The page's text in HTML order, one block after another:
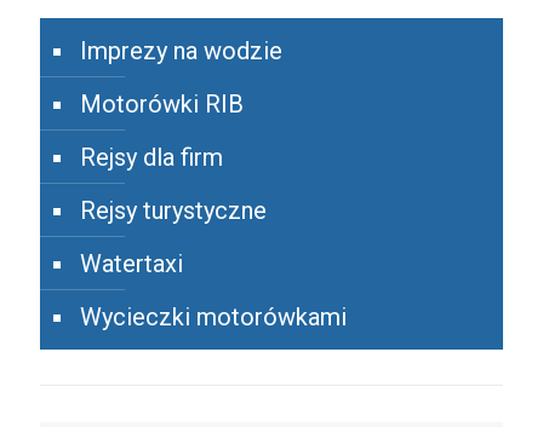
Imprezy na wodzie
Motorówki RIB
Rejsy dla firm
Rejsy turystyczne
Watertaxi
Wycieczki motorówkami